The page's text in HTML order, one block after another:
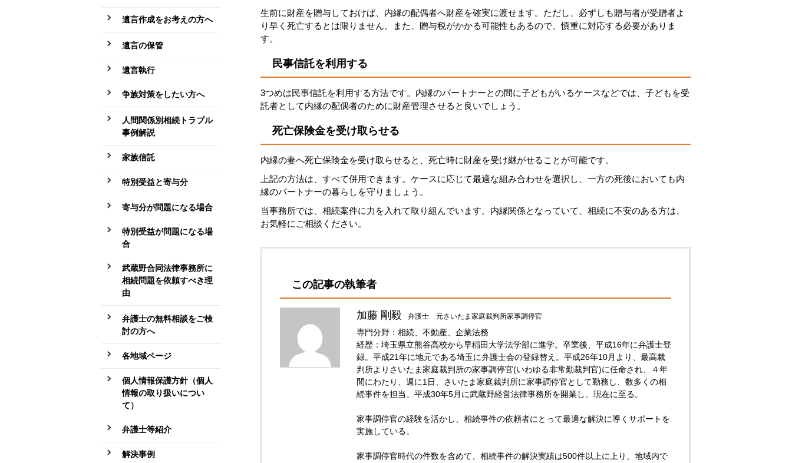
生前に財産を贈与しておけば、内縁の配偶者へ財産を確実に渡せます。ただし、必ずしも贈与者が受贈者よ
り早く死亡するとは限りません。また、贈与税がかかる可能性もあるので、慎重に対応する必要がありま
す。
民事信託を利用する
3つめは民事信託を利用する方法です。内縁のパートナーとの間に子どもがいるケースなどでは、子どもを受
託者として内縁の配偶者のために財産管理させると良いでしょう。
死亡保険金を受け取らせる
内縁の妻へ死亡保険金を受け取らせると、死亡時に財産を受け継がせることが可能です。
上記の方法は、すべて併用できます。ケースに応じて最適な組み合わせを選択し、一方の死後においても内
縁のパートナーの暮らしを守りましょう。
当事務所では、相続案件に力を入れて取り組んでいます。内縁関係となっていて、相続に不安のある方は、
お気軽にご相談ください。
この記事の執筆者
加藤 剛毅 弁護士 元さいたま家庭裁判所家事調停官
専門分野：相続、不動産、企業法務
経歴：埼玉県立熊谷高校から早稲田大学法学部に進学。卒業後、平成16年に弁護士登
録。平成21年に地元である埼玉に弁護士会の登録替え。平成26年10月より、最高裁
判所よりさいたま家庭裁判所の家事調停官(いわゆる非常勤裁判官)に任命され、４年
間にわたり、週に1日、さいたま家庭裁判所に家事調停官として勤務し、数多くの相
続事件を担当。平成30年5月に武蔵野経営法律事務所を開業し、現在に至る。
家事調停官の経験を活かし、相続事件の依頼者にとって最適な解決に導くサポートを
実施している。
家事調停官時代の件数を含めて、相続事件の解決実績は500件以上に上り、地域内で
遺言作成をお考えの方へ
遺言の保管
遺言執行
争族対策をしたい方へ
人間関係別相続トラブル
事例解説
家族信託
特別受益と寄与分
寄与分が問題になる場合
特別受益が問題になる場
合
武蔵野合同法律事務所に
相続問題を依頼すべき理
由
弁護士の無料相談をご検
討の方へ
各地域ページ
個人情報保護方針（個人
情報の取り扱いについ
て）
弁護士等紹介
解決事例